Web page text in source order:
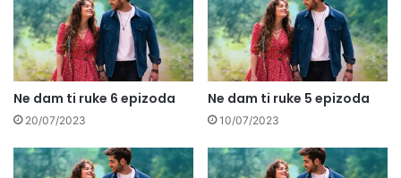
Ne dam ti ruke 6 epizoda
20/07/2023
Ne dam ti ruke 5 epizoda
10/07/2023